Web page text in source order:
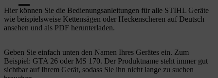
Hier können Sie die Bedienungsanleitungen für alle STIHL Geräte
wie beispielsweise Kettensägen oder Heckenscheren auf Deutsch
ansehen und als PDF herunterladen.
Geben Sie einfach unten den Namen Ihres Gerätes ein. Zum
Beispiel: GTA 26 oder MS 170. Der Produktname steht immer gut
sichtbar auf Ihrem Gerät, sodass Sie ihn nicht lange zu suchen